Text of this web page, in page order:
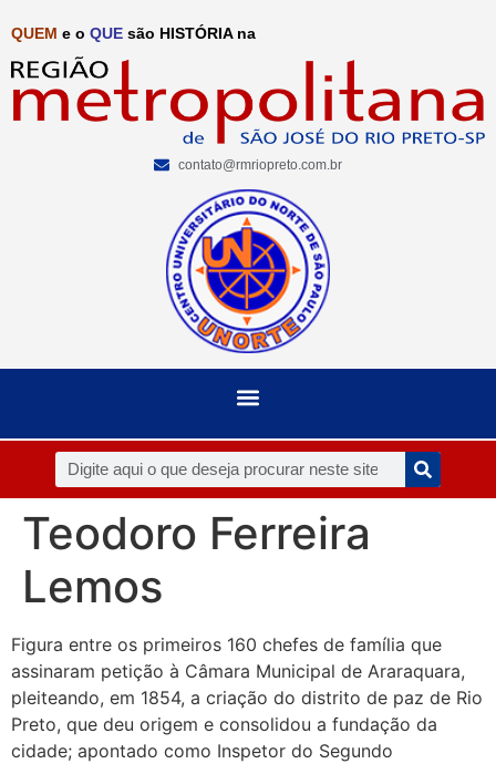
QUEM e o QUE são HISTÓRIA na
contato@rmriopreto.com.br
Teodoro Ferreira
Lemos
Figura entre os primeiros 160 chefes de família que
assinaram petição à Câmara Municipal de Araraquara,
pleiteando, em 1854, a criação do distrito de paz de Rio
Preto, que deu origem e consolidou a fundação da
cidade; apontado como Inspetor do Segundo